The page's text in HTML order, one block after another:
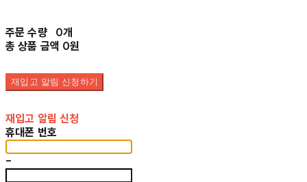
주문 수량
0개
총 상품 금액 0원
재입고 알림 신청하기
재입고 알림 신청
휴대폰 번호
-